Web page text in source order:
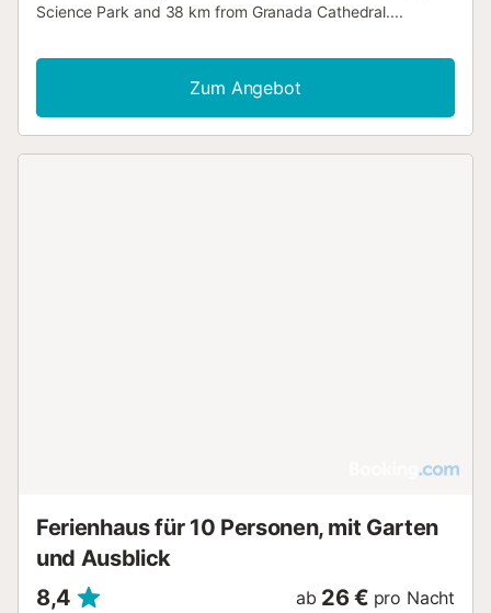
Science Park and 38 km from Granada Cathedral....
Zum Angebot
Ferienhaus für 10 Personen, mit Garten
und Ausblick
8,4
ab 26 € pro Nacht